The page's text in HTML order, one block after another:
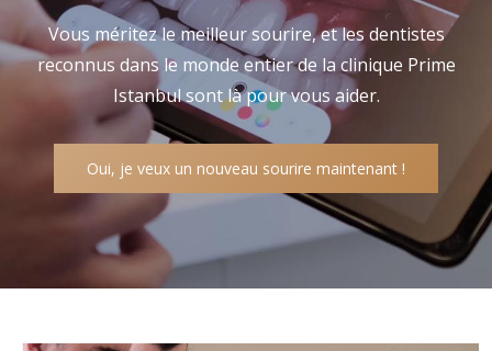
Vous méritez le meilleur sourire, et les dentistes
reconnus dans le monde entier de la clinique Prime
Istanbul sont là pour vous aider.
Oui, je veux un nouveau sourire maintenant !